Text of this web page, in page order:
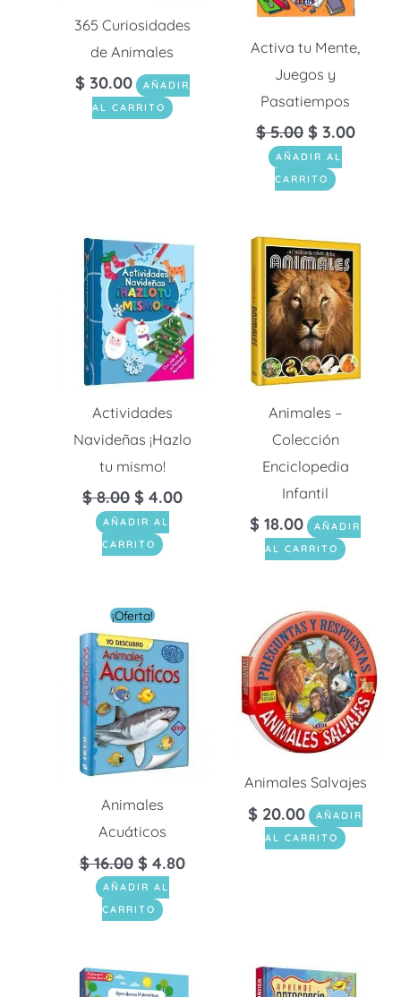
365 Curiosidades
de Animales
$ 30.00
AÑADIR
AL CARRITO
Activa tu Mente,
Juegos y
Pasatiempos
$5.00 $ 3.00
AÑADIR AL
CARRITO
Actividades
Navideñas ¡Hazlo
tu mismo!
$8.00 $ 4.00
AÑADIR AL
CARRITO
Animales –
Colección
Enciclopedia
Infantil
$ 18.00
AÑADIR
AL CARRITO
¡Oferta!
Animales
Acuáticos
$16.00
El
precio
original
era:
$ 16.00.
$ 4.80
AÑADIR AL
CARRITO
Animales Salvajes
$ 20.00
AÑADIR
AL CARRITO